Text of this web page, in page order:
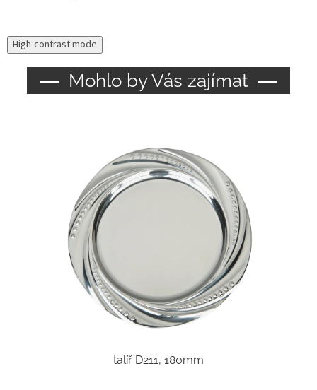
High-contrast mode
Mohlo by Vás zajímat
talíř D211, 180mm